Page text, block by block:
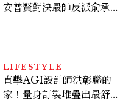
安普賢對決最帥反派俞承
多大？
LIFESTYLE
直擊AGI設計師洪彰聯的
家！量身訂製堆疊出最舒適